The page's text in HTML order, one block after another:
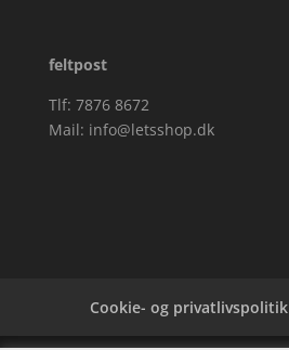
feltpost
Tlf: 7876 8672
Mail: info@letsshop.dk
Cookie- og privatlivspolitik